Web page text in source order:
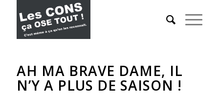
AH MA BRAVE DAME, IL
N’Y A PLUS DE SAISON !